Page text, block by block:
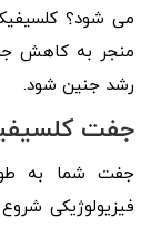
می شود؟
منجر به کاهش
رشد جنین شود.
جفت
جفت شما به